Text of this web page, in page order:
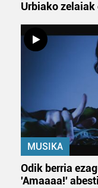
bazkideen
duten interes
dezakezun
Lortu zure datu
buruzko informazio
datuen atalean.
zure baimena
Webgune honek
Urbiako
MUSIKA
Odik berria
'Amaaaa!'